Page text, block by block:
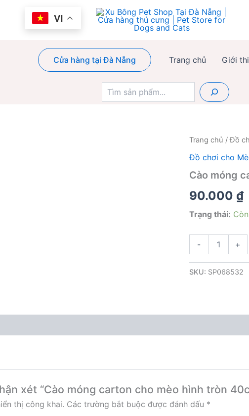
VI
Cửa hàng tại Đà Nẵng Trang chủ Giới
kiếm
Trang chủ /Đồ
Đồ chơi cho
Cào móng
90.000 ₫
Trạng thái:
-
cho
+
SKU: SP068532
xét “Cào móng carton cho mèo hình tròn
thị công khai. Các trường bắt buộc được đánh dấu *